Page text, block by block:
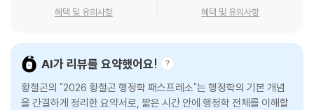
마지막에 수록하였습니다. 확인하고자 하는 내용이 있을 때 찾아보기를 이
용하여 빠르게 해당 부분을 찾을 수 있을 것입니다.
혜택 및 유의사항 혜택 및 유의사항
AI가 리뷰를 요약했어요!
황철곤의 "2026 황철곤 행정학 패스프레소"는 행정학의 기본 개념
을 간결하게 정리한 요약서로, 짧은 시간 안에 행정학 전체를 이해할